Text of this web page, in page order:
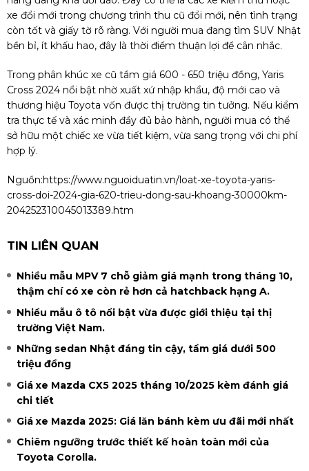
xe đổi mới trong chương trình thu cũ đổi mới, nên tình trạng
còn tốt và giấy tờ rõ ràng. Với người mua đang tìm SUV Nhật
bền bỉ, ít khấu hao, đây là thời điểm thuận lợi để cân nhắc.
Trong phân khúc xe cũ tầm giá 600 - 650 triệu đồng, Yaris
Cross 2024 nổi bật nhờ xuất xứ nhập khẩu, độ mới cao và
thương hiệu Toyota vốn được thị trường tin tưởng. Nếu kiểm
tra thực tế và xác minh đầy đủ bảo hành, người mua có thể
sở hữu một chiếc xe vừa tiết kiệm, vừa sang trọng với chi phí
hợp lý.
Nguồn:https://www.nguoiduatin.vn/loat-xe-toyota-yaris-
cross-doi-2024-gia-620-trieu-dong-sau-khoang-30000km-
204252310045013389.htm
TIN LIÊN QUAN
Nhiều mẫu MPV 7 chỗ giảm giá mạnh trong tháng 10,
thậm chí có xe còn rẻ hơn cả hatchback hạng A.
Nhiều mẫu ô tô nổi bật vừa được giới thiệu tại thị
trường Việt Nam.
Những sedan Nhật đáng tin cậy, tầm giá dưới 500
triệu đồng
Giá xe Mazda CX5 2025 tháng 10/2025 kèm đánh giá
chi tiết
Giá xe Mazda 2025: Giá lăn bánh kèm ưu đãi mới nhất
Chiêm ngưỡng trước thiết kế hoàn toàn mới của
Toyota Corolla.